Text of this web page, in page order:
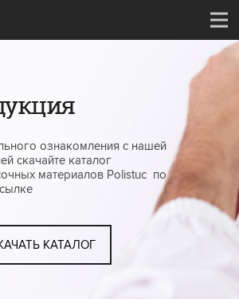
ознакомления с нашей
скачайте каталог
материалов Polistuc по
КАТАЛОГ